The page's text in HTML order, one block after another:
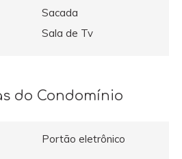
Sacada
Sala de Tv
do Condomínio
Portão eletrônico